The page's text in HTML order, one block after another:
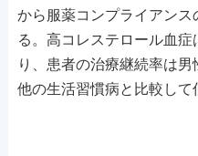
から服薬コンプライアン
る。高コレステロール血
り、患者の治療継続率は
他の生活習慣病と比較して